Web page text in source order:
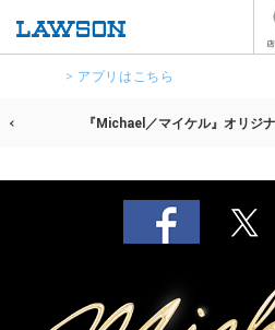
> アプリはこちら
『Michael／マイケル』オリジ